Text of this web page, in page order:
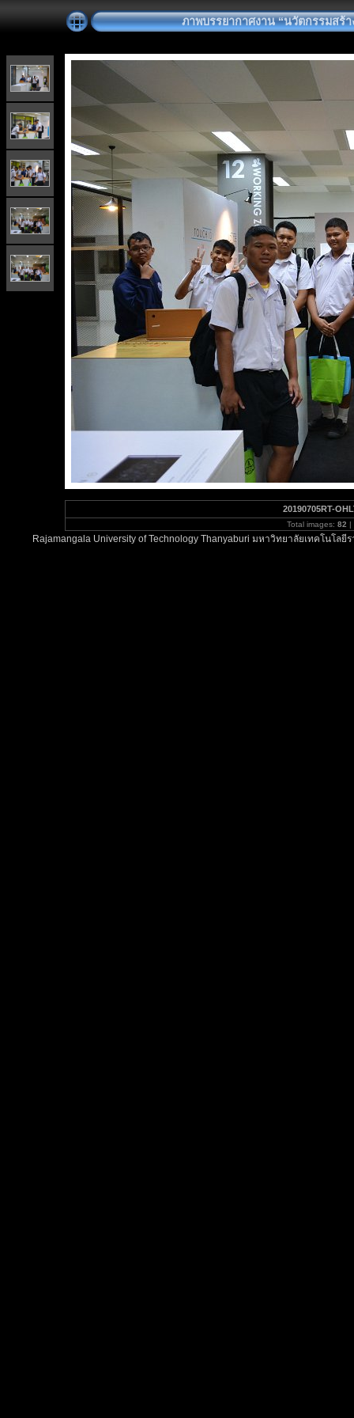
ภาพบรรยากาศงาน “นวัตกรรมสร้
20190705RT-
Total images: 82 |
Rajamangala University of Technology Thanyaburi มหาวิทยาลัยเทคโนโ